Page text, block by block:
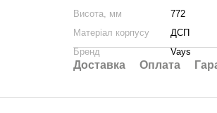
Висота, мм
772
Матеріал корпусу
ДСП
Бренд
Vays
Доставка Оплата